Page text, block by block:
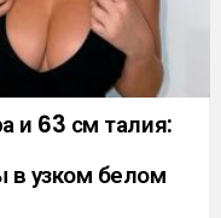
и 63 см талия:
узком белом